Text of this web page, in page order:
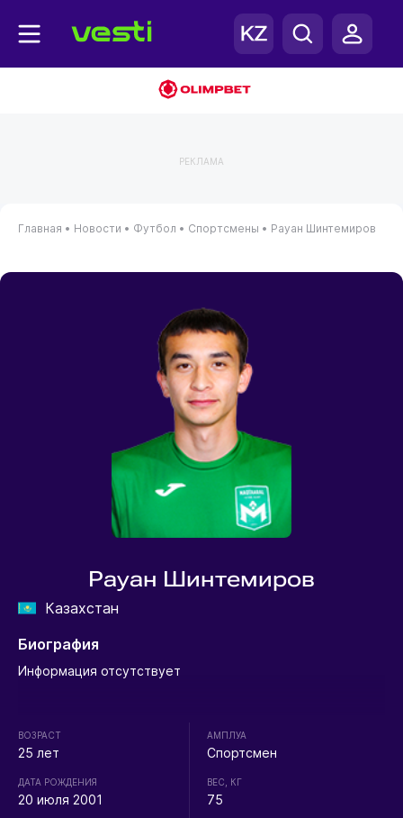
РЕКЛАМА
Главная • Новости • Футбол • Спортсмены • Рауан Шинтемиров
Рауан Шинтемиров
Казахстан
Биография
Информация отсутствует
ВОЗРАСТ
25 лет
ДАТА РОЖДЕНИЯ
20 июля 2001
АМПЛУА
Спортсмен
ВЕС, КГ
75